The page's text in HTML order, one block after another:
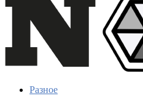
Разное